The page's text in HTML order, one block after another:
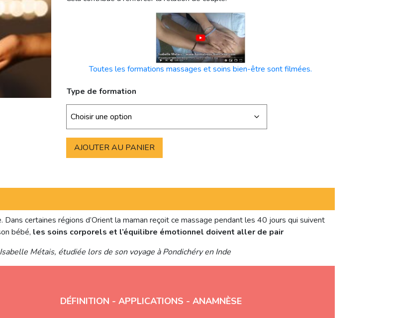
Toutes les formations massages et soins bien-être sont filmées.
Type de formation
AJOUTER AU PANIER
certaines régions d’Orient la maman reçoit ce massage pendant les 40 jours qui suivent
bébé, les soins corporels et l’équilibre émotionnel doivent aller de pair
Métais, étudiée lors de son voyage à Pondichéry en Inde
DÉFINITION - APPLICATIONS - ANAMNÈSE